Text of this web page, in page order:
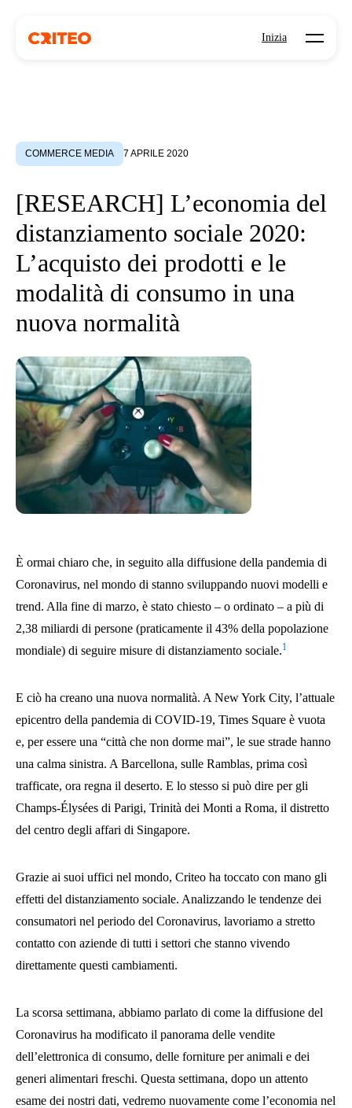
Inizia Open
COMMERCE MEDIA 7 APRILE 2020
[RESEARCH] L’economia del
distanziamento sociale 2020:
L’acquisto dei prodotti e le
modalità di consumo in una
nuova normalità
È ormai chiaro che, in seguito alla diffusione della pandemia di
Coronavirus, nel mondo di stanno sviluppando nuovi modelli e
trend. Alla fine di marzo, è stato chiesto – o ordinato – a più di
2,38 miliardi di persone (praticamente il 43% della popolazione
mondiale) di seguire misure di distanziamento sociale.1
E ciò ha creano una nuova normalità. A New York City, l’attuale
epicentro della pandemia di COVID-19, Times Square è vuota
e, per essere una “città che non dorme mai”, le sue strade hanno
una calma sinistra. A Barcellona, sulle Ramblas, prima così
trafficate, ora regna il deserto. E lo stesso si può dire per gli
Champs-Élysées di Parigi, Trinità dei Monti a Roma, il distretto
del centro degli affari di Singapore.
Grazie ai suoi uffici nel mondo, Criteo ha toccato con mano gli
effetti del distanziamento sociale. Analizzando le tendenze dei
consumatori nel periodo del Coronavirus, lavoriamo a stretto
contatto con aziende di tutti i settori che stanno vivendo
direttamente questi cambiamenti.
La scorsa settimana, abbiamo parlato di come la diffusione del
Coronavirus ha modificato il panorama delle vendite
dell’elettronica di consumo, delle forniture per animali e dei
generi alimentari freschi. Questa settimana, dopo un attento
esame dei nostri dati, vedremo nuovamente come l’economia nel